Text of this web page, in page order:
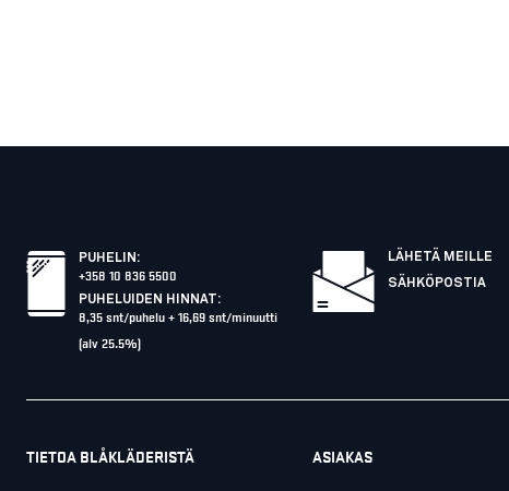
PUHELIN :
+358 10 836 5500
PUHELUIDEN HINNAT:
8,35 snt/puhelu + 16,69 snt/minuutti
(alv 25.5%)
LÄHETÄ MEILLE
SÄHKÖPOSTIA
TIETOA BLÅKLÄDERISTÄ ASIAKAS